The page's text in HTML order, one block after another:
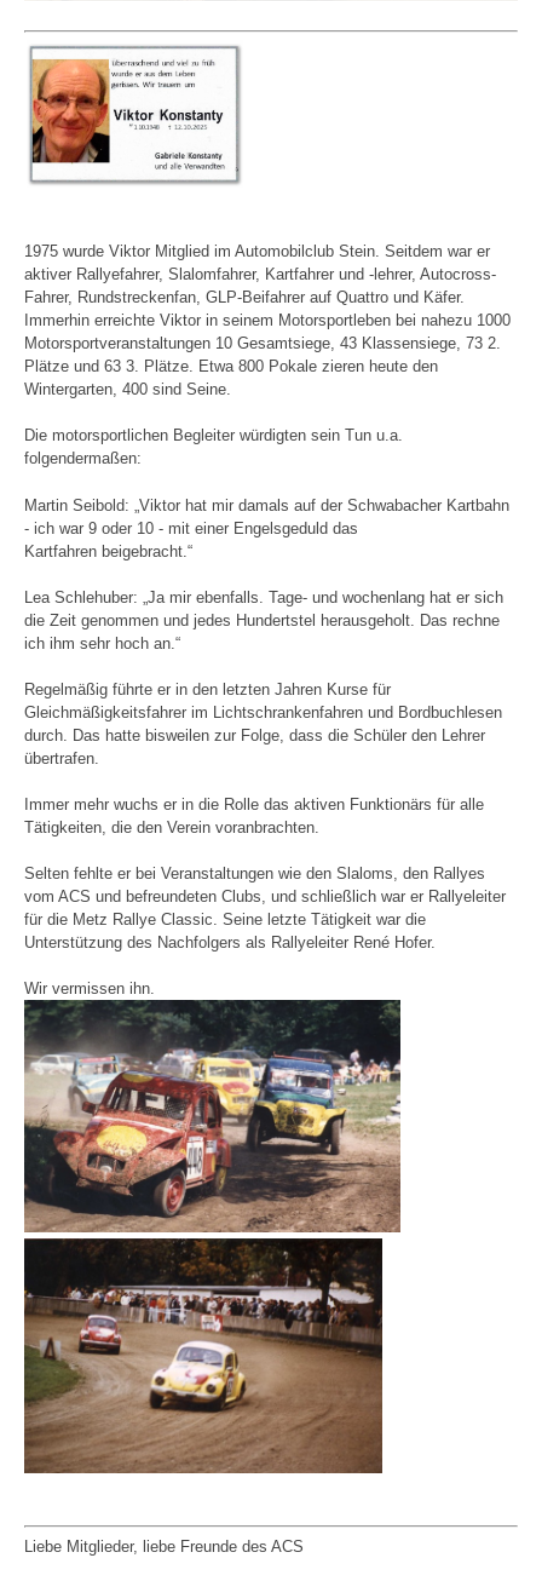
1975 wurde Viktor Mitglied im Automobilclub Stein. Seitdem war er
aktiver Rallyefahrer, Slalomfahrer, Kartfahrer und -lehrer, Autocross-
Fahrer, Rundstreckenfan, GLP-Beifahrer auf Quattro und Käfer.
Immerhin erreichte Viktor in seinem Motorsportleben bei nahezu 1000
Motorsportveranstaltungen 10 Gesamtsiege, 43 Klassensiege, 73 2.
Plätze und 63 3. Plätze. Etwa 800 Pokale zieren heute den
Wintergarten, 400 sind Seine.
Die motorsportlichen Begleiter würdigten sein Tun u.a.
folgendermaßen:
Martin Seibold: „Viktor hat mir damals auf der Schwabacher Kartbahn
- ich war 9 oder 10 - mit einer Engelsgeduld das
Kartfahren beigebracht.“
Lea Schlehuber: „Ja mir ebenfalls. Tage- und wochenlang hat er sich
die Zeit genommen und jedes Hundertstel herausgeholt. Das rechne
ich ihm sehr hoch an.“
Regelmäßig führte er in den letzten Jahren Kurse für
Gleichmäßigkeitsfahrer im Lichtschrankenfahren und Bordbuchlesen
durch. Das hatte bisweilen zur Folge, dass die Schüler den Lehrer
übertrafen.
Immer mehr wuchs er in die Rolle das aktiven Funktionärs für alle
Tätigkeiten, die den Verein voranbrachten.
Selten fehlte er bei Veranstaltungen wie den Slaloms, den Rallyes
vom ACS und befreundeten Clubs, und schließlich war er Rallyeleiter
für die Metz Rallye Classic. Seine letzte Tätigkeit war die
Unterstützung des Nachfolgers als Rallyeleiter René Hofer.
Wir vermissen ihn.
Liebe Mitglieder, liebe Freunde des ACS